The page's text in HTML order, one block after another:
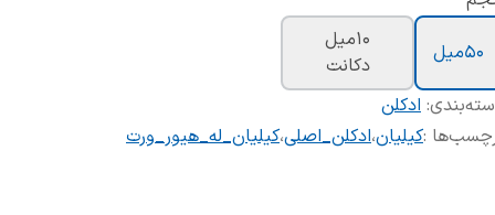
50میل
10میل
دکانت
: ادکلن
:کیلیان،ادکلن_اصلی،کیلیان_له_هیور_ورت